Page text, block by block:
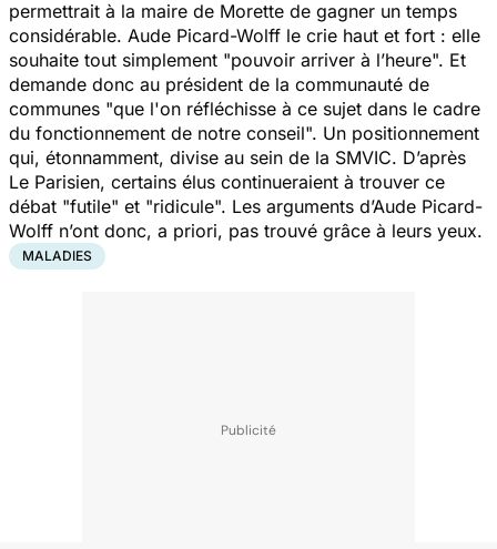
permettrait à la maire de Morette de gagner un temps
considérable. Aude Picard-Wolff le crie haut et fort : elle
souhaite tout simplement "pouvoir arriver à l’heure". Et
demande donc au président de la communauté de
communes "que l'on réfléchisse à ce sujet dans le cadre
du fonctionnement de notre conseil". Un positionnement
qui, étonnamment, divise au sein de la SMVIC. D’après
Le Parisien, certains élus continueraient à trouver ce
débat "futile" et "ridicule". Les arguments d’Aude Picard-
Wolff n’ont donc, a priori, pas trouvé grâce à leurs yeux.
MALADIES